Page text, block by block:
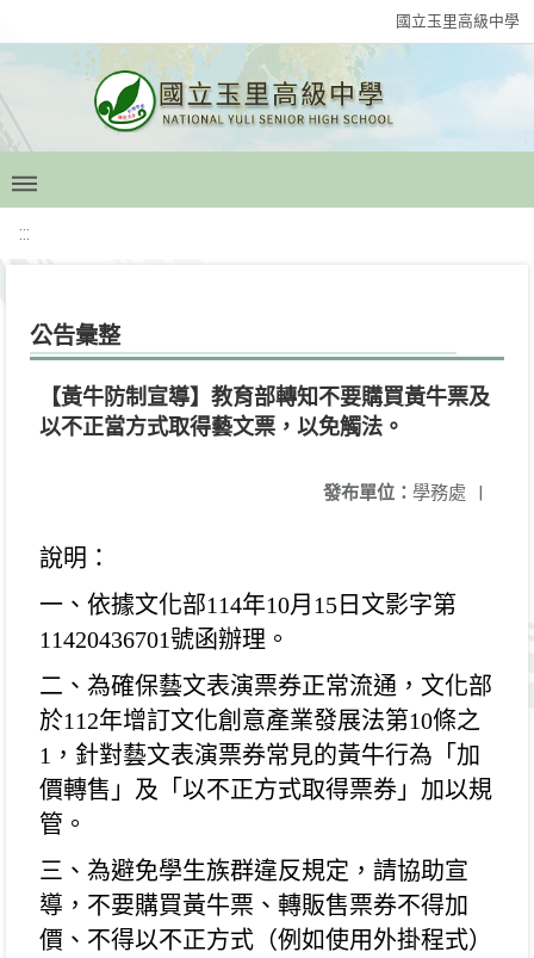
國立玉里高級中學
:::
公告彙整
【黃牛防制宣導】教育部轉知不要購買黃牛票及
以不正當方式取得藝文票，以免觸法。
發布單位： 學務處 |
說明：
一、依據文化部114年10月 15 日文影字第
11420436701號函辦理。
二、為確保藝文表演票券正常流通，文化部
於112年增訂文化創 意產業發展法第10條之
1 ，針對藝文表演票券常見的黃牛行為「加
價轉售」及「以不正方式取得票券」加以規
管。
三、為避免學生族群違反規定，請協助宣
導，不要購買黃牛票、轉販售票券不得加
價、不得以不正方式（例如使用外掛程式）